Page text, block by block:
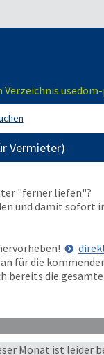
Vermieter)
"ferner liefen"?
und damit sofort
für die
bereits die
Monat ist leider